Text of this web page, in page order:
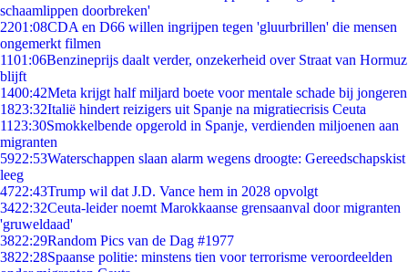
schaamlippen doorbreken'
2201:08CDA en D66 willen ingrijpen tegen 'gluurbrillen' die mensen
ongemerkt filmen
1101:06Benzineprijs daalt verder, onzekerheid over Straat van Hormuz
blijft
1400:42Meta krijgt half miljard boete voor mentale schade bij jongeren
1823:32Italië hindert reizigers uit Spanje na migratiecrisis Ceuta
11 23:30Smokkelbende opgerold in Spanje, verdienden miljoenen aan
migranten
5922:53Waterschappen slaan alarm wegens droogte: Gereedschapskist
leeg
4722:43Trump wil dat J.D. Vance hem in 2028 opvolgt
3422:32Ceuta-leider noemt Marokkaanse grensaanval door migranten
'gruweldaad'
3822:29Random Pics van de Dag #1977
3822:28Spaanse politie: minstens tien voor terrorisme veroordeelden